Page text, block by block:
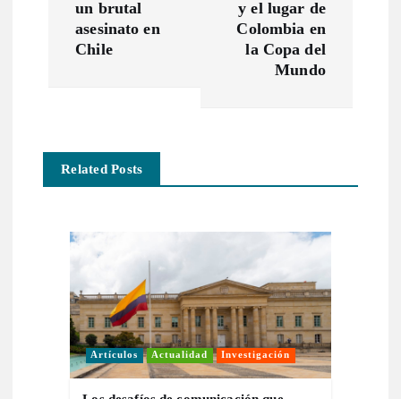
ó
un brutal
asesinato en
Chile
y el lugar de
Colombia en
la Copa del
Mundo
Related Posts
Artículos Actualidad Investigación